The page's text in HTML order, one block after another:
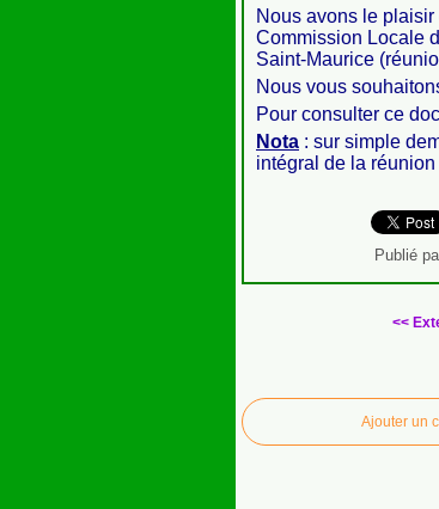
Nous avons le
Commission Locale
Saint-Maurice
Nous vous
Pour consulter ce
Nota : sur simple
intégral de la
Publié
<<
Ajouter un